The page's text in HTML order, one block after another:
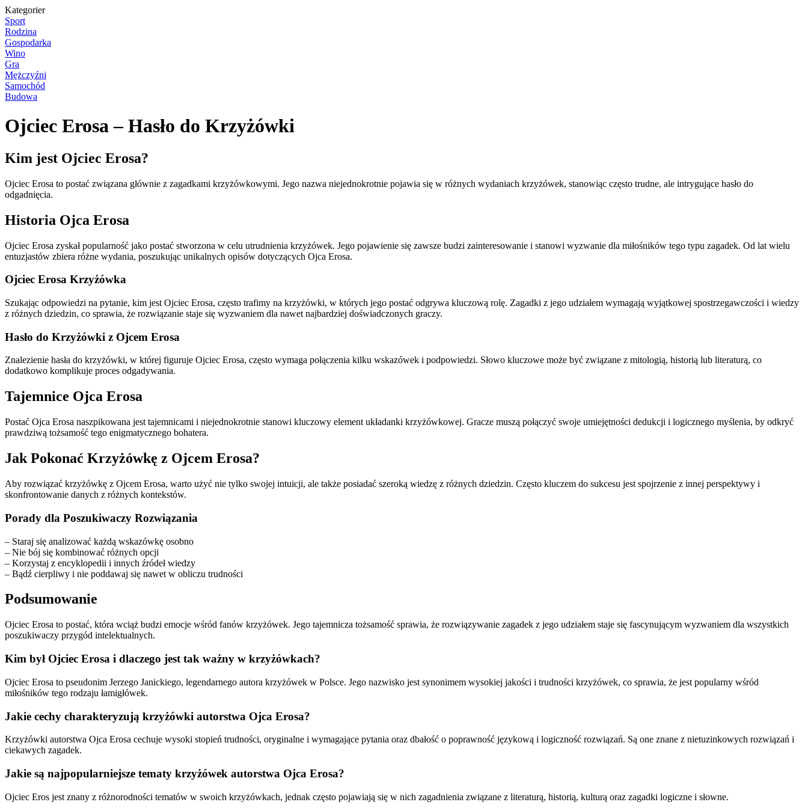
Kategorier
Sport
Rodzina
Gospodarka
Wino
Gra
Mężczyźni
Samochód
Budowa
Ojciec Erosa – Hasło do Krzyżówki
Kim jest Ojciec Erosa?
Ojciec Erosa to postać związana głównie z zagadkami krzyżówkowymi. Jego nazwa niejednokrotnie pojawia się w różnych wydaniach krzyżówek, stanowiąc często trudne, ale intrygujące hasło do
odgadnięcia.
Historia Ojca Erosa
Ojciec Erosa zyskał popularność jako postać stworzona w celu utrudnienia krzyżówek. Jego pojawienie się zawsze budzi zainteresowanie i stanowi wyzwanie dla miłośników tego typu zagadek. Od lat wielu
entuzjastów zbiera różne wydania, poszukując unikalnych opisów dotyczących Ojca Erosa.
Ojciec Erosa Krzyżówka
Szukając odpowiedzi na pytanie, kim jest Ojciec Erosa, często trafimy na krzyżówki, w których jego postać odgrywa kluczową rolę. Zagadki z jego udziałem wymagają wyjątkowej spostrzegawczości i wiedzy
z różnych dziedzin, co sprawia, że rozwiązanie staje się wyzwaniem dla nawet najbardziej doświadczonych graczy.
Hasło do Krzyżówki z Ojcem Erosa
Znalezienie hasła do krzyżówki, w której figuruje Ojciec Erosa, często wymaga połączenia kilku wskazówek i podpowiedzi. Słowo kluczowe może być związane z mitologią, historią lub literaturą, co
dodatkowo komplikuje proces odgadywania.
Tajemnice Ojca Erosa
Postać Ojca Erosa naszpikowana jest tajemnicami i niejednokrotnie stanowi kluczowy element układanki krzyżówkowej. Gracze muszą połączyć swoje umiejętności dedukcji i logicznego myślenia, by odkryć
prawdziwą tożsamość tego enigmatycznego bohatera.
Jak Pokonać Krzyżówkę z Ojcem Erosa?
Aby rozwiązać krzyżówkę z Ojcem Erosa, warto użyć nie tylko swojej intuicji, ale także posiadać szeroką wiedzę z różnych dziedzin. Często kluczem do sukcesu jest spojrzenie z innej perspektywy i
skonfrontowanie danych z różnych kontekstów.
Porady dla Poszukiwaczy Rozwiązania
– Staraj się analizować każdą wskazówkę osobno
– Nie bój się kombinować różnych opcji
– Korzystaj z encyklopedii i innych źródeł wiedzy
– Bądź cierpliwy i nie poddawaj się nawet w obliczu trudności
Podsumowanie
Ojciec Erosa to postać, która wciąż budzi emocje wśród fanów krzyżówek. Jego tajemnicza tożsamość sprawia, że rozwiązywanie zagadek z jego udziałem staje się fascynującym wyzwaniem dla wszystkich
poszukiwaczy przygód intelektualnych.
Kim był Ojciec Erosa i dlaczego jest tak ważny w krzyżówkach?
Ojciec Erosa to pseudonim Jerzego Janickiego, legendarnego autora krzyżówek w Polsce. Jego nazwisko jest synonimem wysokiej jakości i trudności krzyżówek, co sprawia, że jest popularny wśród
miłośników tego rodzaju łamigłówek.
Jakie cechy charakteryzują krzyżówki autorstwa Ojca Erosa?
Krzyżówki autorstwa Ojca Erosa cechuje wysoki stopień trudności, oryginalne i wymagające pytania oraz dbałość o poprawność językową i logiczność rozwiązań. Są one znane z nietuzinkowych rozwiązań i
ciekawych zagadek.
Jakie są najpopularniejsze tematy krzyżówek autorstwa Ojca Erosa?
Ojciec Eros jest znany z różnorodności tematów w swoich krzyżówkach, jednak często pojawiają się w nich zagadnienia związane z literaturą, historią, kulturą oraz zagadki logiczne i słowne.